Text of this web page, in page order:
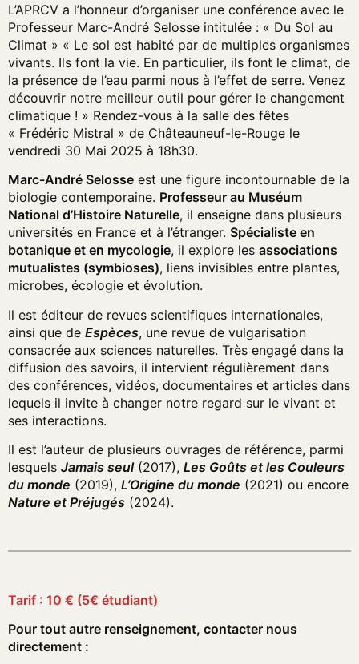
L’APRCV a l’honneur d’organiser une conférence avec le
Professeur Marc-André Selosse intitulée : « Du Sol au
Climat » « Le sol est habité par de multiples organismes
vivants. Ils font la vie. En particulier, ils font le climat, de
la présence de l’eau parmi nous à l’effet de serre. Venez
découvrir notre meilleur outil pour gérer le changement
climatique ! » Rendez-vous à la salle des fêtes
« Frédéric Mistral » de Châteauneuf-le-Rouge le
vendredi 30 Mai 2025 à 18h30.
Marc-André Selosse est une figure incontournable de la
biologie contemporaine. Professeur au Muséum
National d’Histoire Naturelle, il enseigne dans plusieurs
universités en France et à l’étranger. Spécialiste en
botanique et en mycologie, il explore les associations
mutualistes (symbioses), liens invisibles entre plantes,
microbes, écologie et évolution.
Il est éditeur de revues scientifiques internationales,
ainsi que de Espèces, une revue de vulgarisation
consacrée aux sciences naturelles. Très engagé dans la
diffusion des savoirs, il intervient régulièrement dans
des conférences, vidéos, documentaires et articles dans
lequels il invite à changer notre regard sur le vivant et
ses interactions.
Il est l’auteur de plusieurs ouvrages de référence, parmi
lesquels Jamais seul(2017), Les Goûts et les Couleurs
du monde (2019), L’Origine du monde (2021) ou encore
Nature et Préjugés (2024).
Tarif : 10 € (5€ étudiant)
Pour tout autre renseignement, contacter nous
directement :